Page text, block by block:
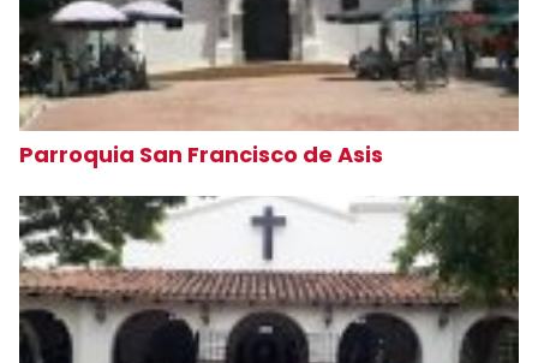
Parroquia San Francisco de Asis